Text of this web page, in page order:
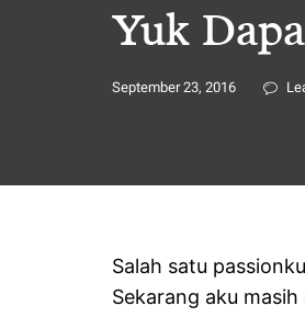
Yuk
September 23, 2016
Salah satu
Sekarang aku